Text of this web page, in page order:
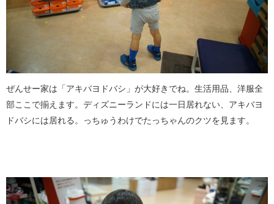
ぜんせー家は「アキバヨドバシ」が大好きでね。生活用品、洋服全
部ここで揃えます。ディズニーランドには一日居れない、アキバヨ
ドバシには居れる。っちゅうわけでたっちゃんのクツを見ます。